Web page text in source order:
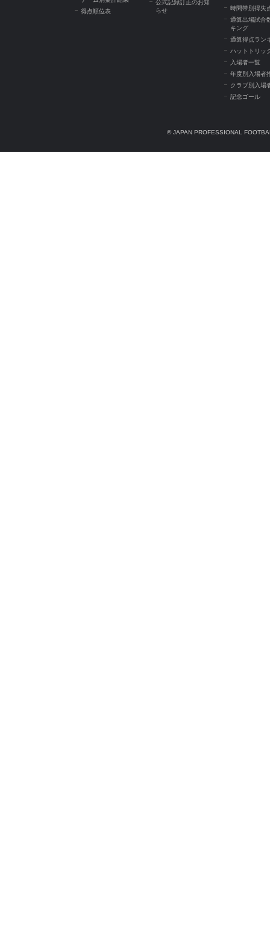
得点順位表
公式記録訂正のお知
らせ
時間帯別得失
通算出場試合
キング
通算得点ラン
ハットトリッ
入場者一覧
年度別入場者
クラブ別入場
記念ゴール
© JAPAN PROFESSIONAL